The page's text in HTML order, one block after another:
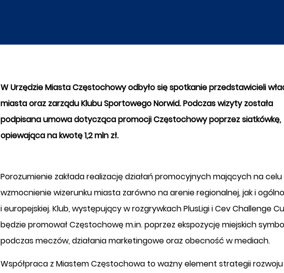
W Urzędzie Miasta Częstochowy odbyło się spotkanie przedstawicieli
miasta oraz zarządu Klubu Sportowego Norwid. Podczas wizyty została
podpisana umowa dotycząca promocji Częstochowy poprzez siatkówkę,
opiewająca na kwotę 1,2 mln zł.
Porozumienie zakłada realizację działań promocyjnych mających na celu
wzmocnienie wizerunku miasta zarówno na arenie regionalnej, jak i
i europejskiej. Klub, występujący w rozgrywkach PlusLigi i Cev Challenge
będzie promował Częstochowę m.in. poprzez ekspozycję miejskich
podczas meczów, działania marketingowe oraz obecność w mediach.
Współpraca z Miastem Częstochowa to ważny element strategii rozwoju